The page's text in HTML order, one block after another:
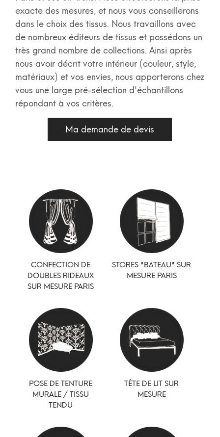
exacte des mesures, et nous vous conseillerons
dans le choix des tissus. Nous travaillons avec
de nombreux éditeurs de tissus et possédons un
très grand nombre de collections. Ainsi après
nous avoir décrit votre intérieur (couleur, style,
matériaux) et vos envies, nous apporterons chez
vous une large pré-sélection d'échantillons
répondant à vos critères.
Ma demande de devis
CONFECTION DE
DOUBLES RIDEAUX
SUR MESURE PARIS
STORES "BATEAU" SUR
MESURE PARIS
POSE DE TENTURE
MURALE / TISSU
TENDU
TÊTE DE LIT SUR
MESURE